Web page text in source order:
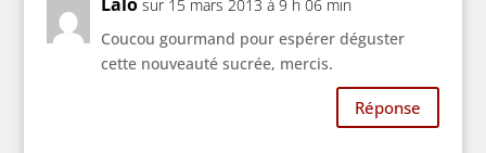
sur 15 mars 2013 à 9 h 06 min
Coucou gourmand pour espérer déguster
cette nouveauté sucrée, mercis.
Réponse